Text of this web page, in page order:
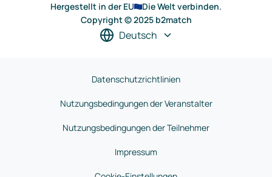
Hergestellt in der EU
Die Welt verbinden.
Copyright © 2025 b2match
Deutsch
Datenschutzrichtlinien
Nutzungsbedingungen der Veranstalter
Nutzungsbedingungen der Teilnehmer
Impressum